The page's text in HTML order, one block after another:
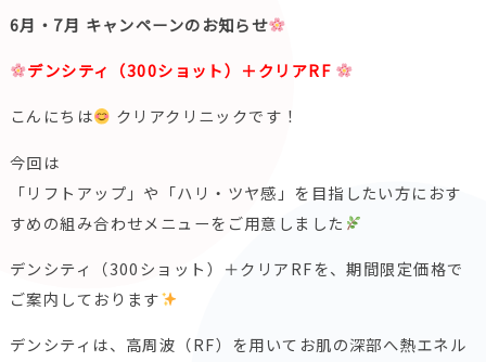
6月・7月 キャンペーンのお知らせ
デンシティ（300ショット）＋クリアRF
こんにちは クリアクリニックです！
今回は
「リフトアップ」や「ハリ・ツヤ感」を目指したい方におす
すめの組み合わせメニューをご用意しました
デンシティ（300ショット）＋クリアRFを、期間限定価格で
ご案内しております
デンシティは、高周波（RF）を用いてお肌の深部へ熱エネル